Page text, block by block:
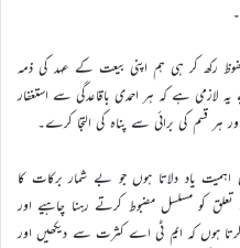
رکھ کر ہی ہم اپنی بیعت کے عہد کی ذمہ
لازمی ہے کہ ہر احمدی باقاعدگی سے استغفار
قسم کی برائی سے پناہ کی التجا کرے۔
یاد دلاتا ہوں جو بے شمار برکات کا
کو مسلسل مضبوط کرتے رہنا چاہیے اور
کرتا ہوں کہ ایم ٹی اے کثرت سے دیکھیں اور